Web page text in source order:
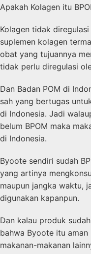
Apakah Kolagen itu
Kolagen tidak
suplemen kolagen
obat yang tujuannya
tidak perlu diregulasi
Dan Badan POM di
sah yang bertugas
di Indonesia. Jadi
belum BPOM maka
di Indonesia.
Byoote sendiri sudah
yang artinya
maupun jangka waktu,
digunakan kapanpun.
Dan kalau produk
bahwa Byoote itu
makanan-makanan